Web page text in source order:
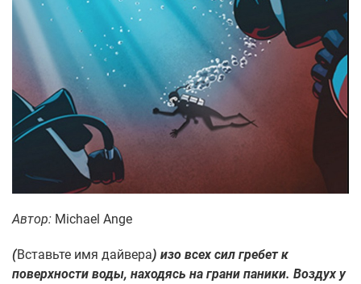
Автор: Michael Ange
(Вставьте имя дайвера) изо всех сил гребет к
поверхности воды, находясь на грани паники. Воздух у